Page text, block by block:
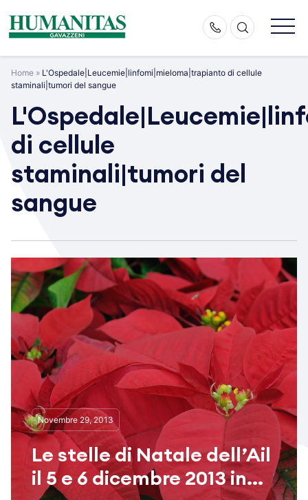
content
Home » L'Ospedale|Leucemie|linfomi|mieloma|trapianto di cellule
staminali|tumori del sangue
di cellule
staminali|tumori del
sangue
Novembre 29, 2013
Le stelle di Natale dell’Ail
il 5 e 6 dicembre 2013 in...